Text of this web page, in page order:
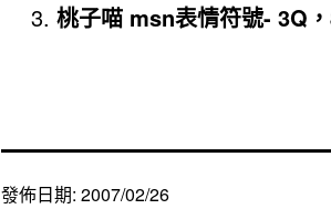
桃子喵 msn表情符號- 3Q
發佈日期: 2007/02/26